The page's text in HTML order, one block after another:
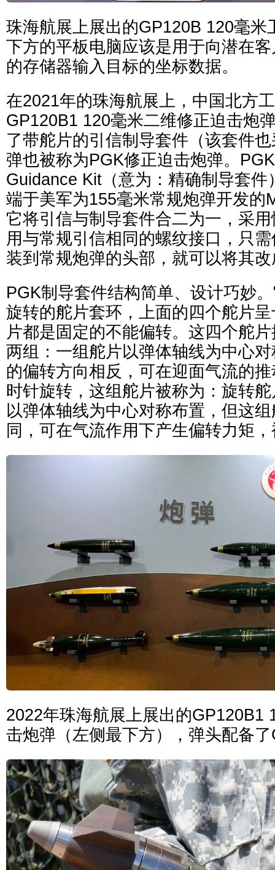
珠海航展上展出的GP120B 120毫米
下方的平板电脑应该是用于向潜在
的存储器输入目标的坐标数据。
在2021年的珠海航展上，中国北方
GP120B1 120毫米二维修正迫击炮
了带舵片的引信制导套件（该套件
弹也被称为PGK修正迫击炮弹。
Guidance Kit（意为：精确制导套件
端于美军为155毫米常规炮弹开发的
它将引信与制导套件合二为一，采
用与常规引信相同的螺纹接口，只
装到常规炮弹的头部，就可以将其
PGK制导套件结构简单、设计巧妙
旋转的舵片套环，上面的四个舵片
片都是固定的不能偏转。这四个舵
两组：一组舵片以弹体轴线为中心
的偏转方向相反，可在迎面气流的
时针旋转，这组舵片被称为：旋转
以弹体轴线为中心对称布置，但这
同，可在气流作用下产生偏转力矩
2022年珠海航展上展出的GP120B1
击炮弹（左侧最下方），弹头配备